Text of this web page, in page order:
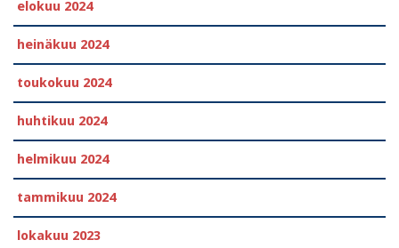
elokuu 2024
heinäkuu 2024
toukokuu 2024
huhtikuu 2024
helmikuu 2024
tammikuu 2024
lokakuu 2023